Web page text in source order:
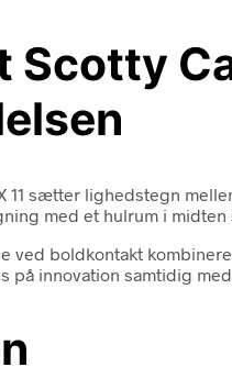
Scotty
11 sætter lighedstegn
med et hulrum i
ved boldkontakt
innovation samtidig